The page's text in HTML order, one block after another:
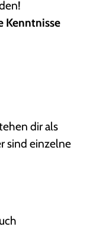
Kenntnisse
dir als
sind einzelne